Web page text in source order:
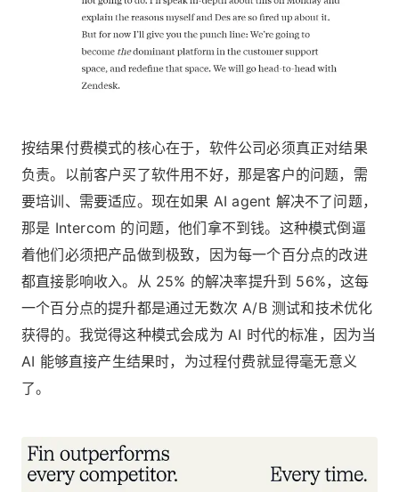
按结果付费模式的核心在于，软件公司必须真正对结果
负责。以前客户买了软件用不好，那是客户的问题，需
要培训、需要适应。现在如果 AI agent 解决不了问题，
那是 Intercom 的问题，他们拿不到钱。这种模式倒逼
着他们必须把产品做到极致，因为每一个百分点的改进
都直接影响收入。从 25% 的解决率提升到 56%，这每
一个百分点的提升都是通过无数次 A/B 测试和技术优化
获得的。我觉得这种模式会成为 AI 时代的标准，因为当
AI 能够直接产生结果时，为过程付费就显得毫无意义
了。